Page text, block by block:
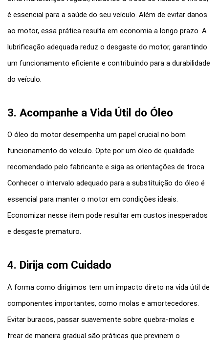
é essencial para a saúde do seu veículo. Além de evitar danos
ao motor, essa prática resulta em economia a longo prazo. A
lubrificação adequada reduz o desgaste do motor, garantindo
um funcionamento eficiente e contribuindo para a durabilidade
do veículo.
3. Acompanhe a Vida Útil do Óleo
O óleo do motor desempenha um papel crucial no bom
funcionamento do veículo. Opte por um óleo de qualidade
recomendado pelo fabricante e siga as orientações de troca.
Conhecer o intervalo adequado para a substituição do óleo é
essencial para manter o motor em condições ideais.
Economizar nesse item pode resultar em custos inesperados
e desgaste prematuro.
4. Dirija com Cuidado
A forma como dirigimos tem um impacto direto na vida útil de
componentes importantes, como molas e amortecedores.
Evitar buracos, passar suavemente sobre quebra-molas e
frear de maneira gradual são práticas que previnem o